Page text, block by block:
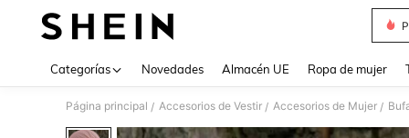
Categorías Novedades Almacén UE Ropa de mujer
Página principal / Accesorios de Vestir / Accesorios de Mujer /